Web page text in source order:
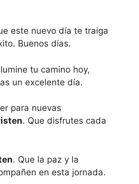
este nuevo día te traiga
Buenos días.
tu camino hoy,
un excelente día.
para nuevas
. Que disfrutes cada
. Que la paz y la
en esta jornada.